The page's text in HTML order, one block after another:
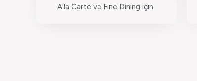
A'la Carte ve Fine Dining için.